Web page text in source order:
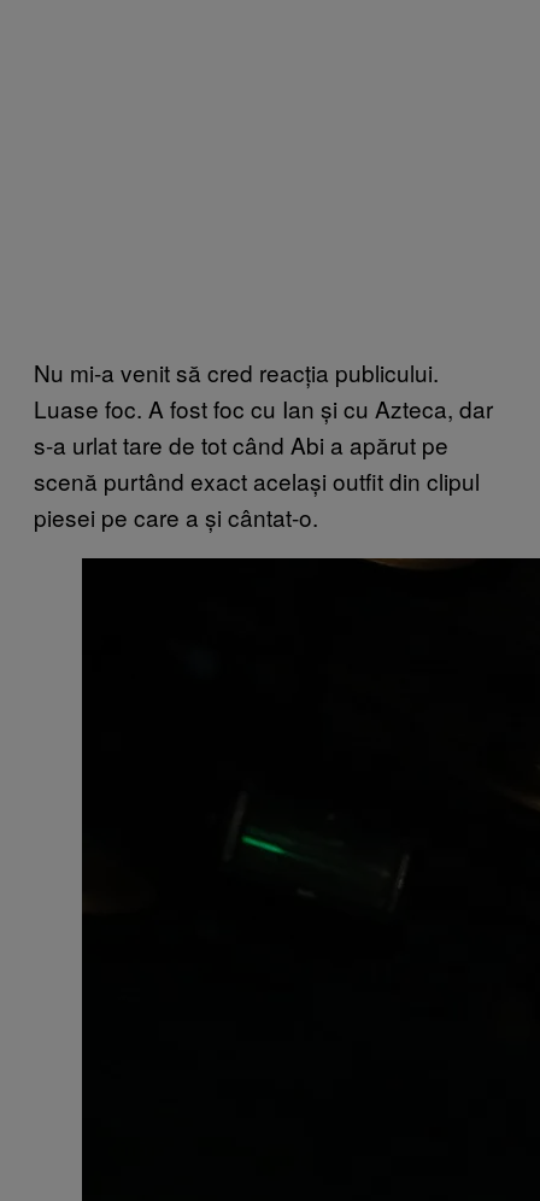
Nu mi-a venit să cred reacția publicului.
Luase foc. A fost foc cu Ian și cu Azteca, dar
s-a urlat tare de tot când Abi a apărut pe
scenă purtând exact același outfit din clipul
piesei pe care a și cântat-o.